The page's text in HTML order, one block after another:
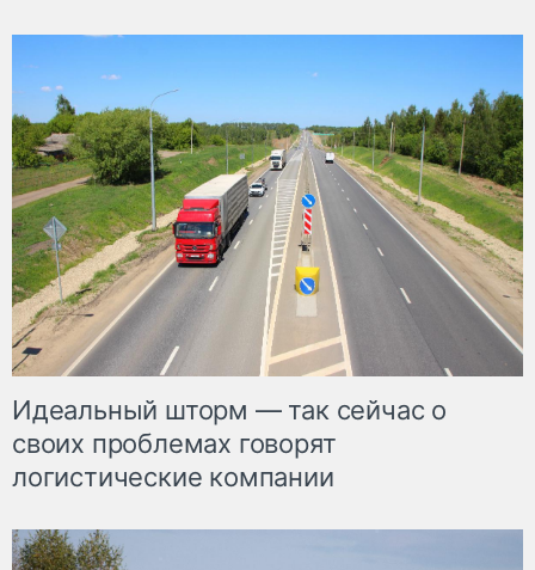
Идеальный шторм — так сейчас о
своих проблемах говорят
логистические компании